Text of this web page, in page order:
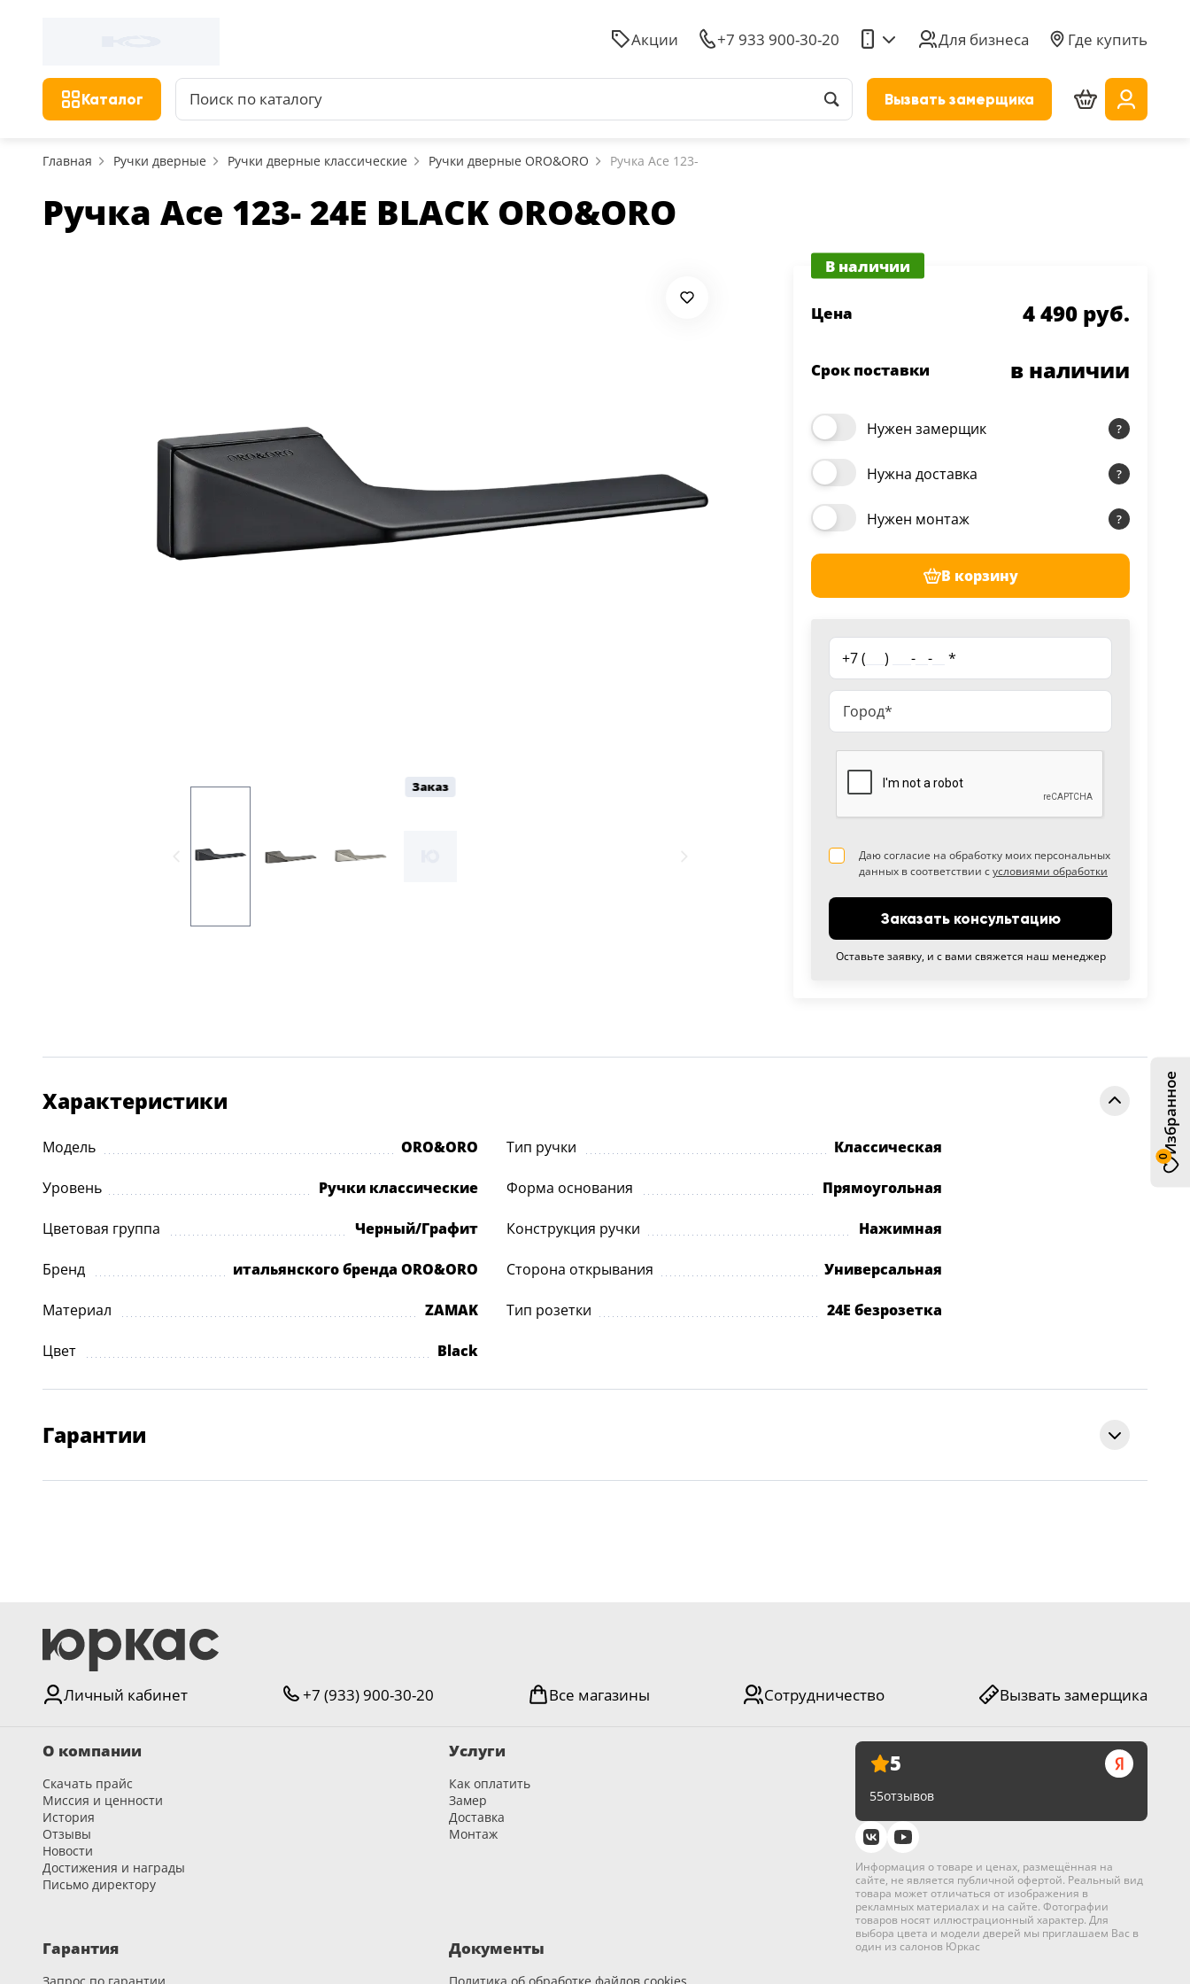
Каталог Вызвать замерщика
Акции +7 933 900-30-20 Для бизнеса Где купить
0
Избранное
Главная Ручки дверные Ручки дверные классические Ручки дверные ORO&ORO Ручка Ace 123-
Ручка Ace 123- 24E BLACK ORO&ORO
Заказ
В наличии
Цена 4 490 руб.
Срок поставки в наличии
Нужен замерщик
Нужна доставка
Нужен монтаж
В корзину
+7 ( ) - - *
Даю согласие на обработку моих персональных
данных в соответствии сусловиями обработки
Заказать консультацию
Оставьте заявку, и с вами свяжется наш менеджер
Характеристики
Модель ORO&ORO
Уровень Ручки классические
Цветовая группа Черный/Графит
Бренд итальянского бренда ORO&ORO
Материал ZAMAK
Цвет Black
Тип ручки Классическая
Форма основания Прямоугольная
Конструкция ручки Нажимная
Сторона открывания Универсальная
Тип розетки 24E безрозетка
Гарантии
Личный кабинет +7 (933) 900-30-20 Все магазины Сотрудничество Вызвать замерщика
5
55отзывов
Информация о товаре и ценах, размещённая на
сайте, не является публичной офертой. Реальный вид
товара может отличаться от изображения в
рекламных материалах и на сайте. Фотографии
товаров носят иллюстрационный характер. Для
выбора цвета и модели дверей мы приглашаем Вас в
один из салонов Юркас
О компании
Скачать прайс
Миссия и ценности
История
Отзывы
Новости
Достижения и награды
Письмо директору
Услуги
Как оплатить
Замер
Доставка
Монтаж
Гарантия Документы